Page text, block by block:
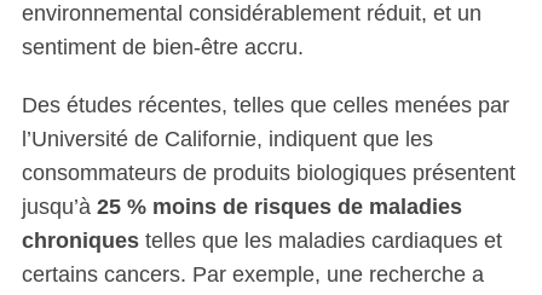
environnemental considérablement réduit, et un
sentiment de bien-être accru.
Des études récentes, telles que celles menées par
l’Université de Californie, indiquent que les
consommateurs de produits biologiques présentent
jusqu’à 25 % moins de risques de maladies
chroniquestelles que les maladies cardiaques et
certains cancers. Par exemple, une recherche a